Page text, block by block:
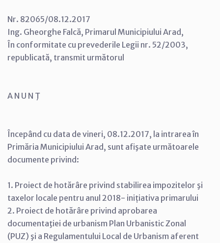
Nr. 82065/08.12.2017
Ing. Gheorghe Falcă, Primarul Municipiului Arad,
În conformitate cu prevederile Legii nr. 52/2003,
republicată, transmit următorul
A N U N Ţ
Începând cu data de vineri, 08.12.2017, la intrarea în
Primăria Municipiului Arad, sunt afişate următoarele
documente privind:
1. Proiect de hotărâre privind stabilirea impozitelor şi
taxelor locale pentru anul 2018- inițiativa primarului
2. Proiect de hotărâre privind aprobarea
documentaţiei de urbanism Plan Urbanistic Zonal
(PUZ) şi a Regulamentului Local de Urbanism aferent